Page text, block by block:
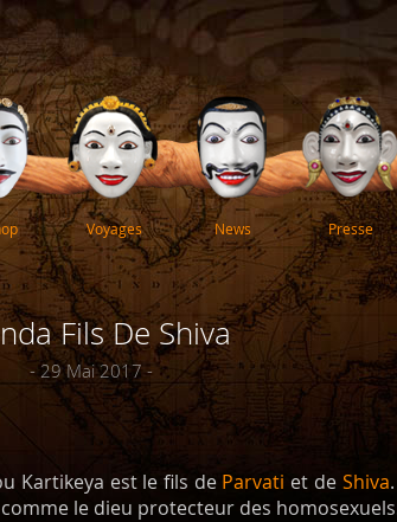
Voyages News Presse
Fils De Shiva
- 29 Mai 2017 -
Kartikeya est le fils de Parvati et de Shiva
le dieu protecteur des